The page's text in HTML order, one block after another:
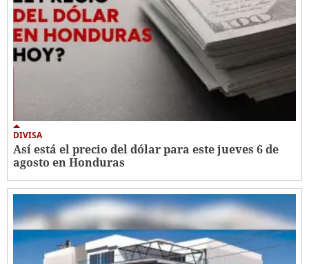
DIVISA
Así está el precio del dólar para este jueves 6 de
agosto en Honduras